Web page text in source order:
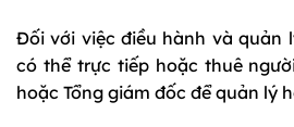
Đối với việc điều hành và quản
có thể trực tiếp hoặc thuê
hoặc Tổng giám đốc để quản lý